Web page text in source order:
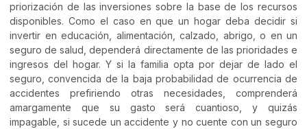
priorización de las inversiones sobre la base de los recursos
disponibles. Como el caso en que un hogar deba decidir si
invertir en educación, alimentación, calzado, abrigo, o en un
seguro de salud, dependerá directamente de las prioridades e
ingresos del hogar. Y si la familia opta por dejar de lado el
seguro, convencida de la baja probabilidad de ocurrencia de
accidentes prefiriendo otras necesidades, comprenderá
amargamente que su gasto será cuantioso, y quizás
impagable, si sucede un accidente y no cuente con un seguro